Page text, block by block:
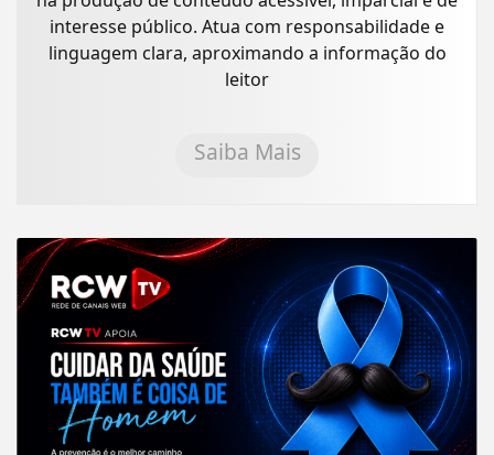
interesse público. Atua com responsabilidade e
linguagem clara, aproximando a informação do
leitor
Saiba Mais